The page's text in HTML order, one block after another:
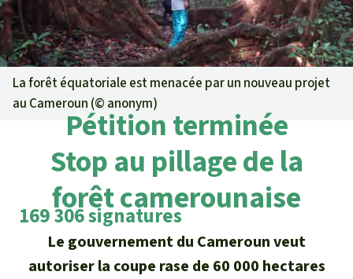
Projets
Informations
Pour approfondir
Actualités
Succès
Lettre d'information
Thématiques
Climat et forêt tropicale
La biodiversité
L'huile de palme
Association
Sauvons la forêt
Qui sommes-nous ?
Nous contacter
Recherche
Français
Deutsch
Don général
Fonds d'urgence
Certificats de don
Questions & réponses
Don pour un thème
Protection des animaux
Don pour une région
La forêt équatoriale est menacée par un nouveau projet
au Cameroun (© anonym)
Pétition terminée
Stop au pillage de la
forêt camerounaise
169 306 signatures
Le gouvernement du Cameroun veut
autoriser la coupe rase de 60 000 hectares